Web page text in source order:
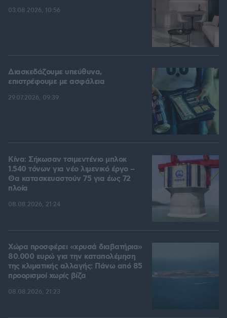
03.08.2026, 10:56
Διασκεδάζουμε υπεύθυνα,
επιστρέφουμε με ασφάλεια
29.07.2026, 09:39
Κίνα: Σήκωσαν τσιμεντένιο μπλοκ
1.540 τόνων για νέο λιμενικό έργο –
Θα κατασκευαστούν 75 για έως 72
πλοία
08.08.2026, 21:24
Χώρα προσφέρει «χρυσά διαβατήρια»
80.000 ευρώ για την καταπολέμηση
της κλιματικής αλλαγής: Πάνω από 85
προορισμοί χωρίς βίζα
08.08.2026, 21:23